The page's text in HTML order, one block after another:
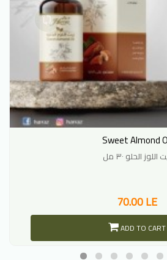
Sweet Almond
اللوز الحلو ٣٠ مل
70.00 LE
ADD TO CART